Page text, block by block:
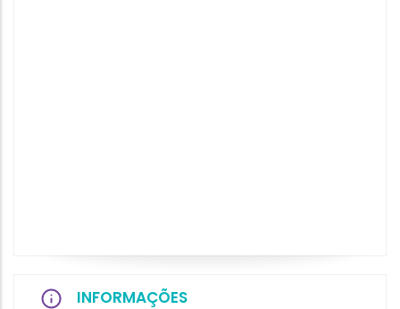
INFORMAÇÕES